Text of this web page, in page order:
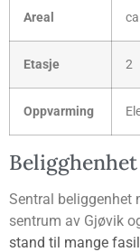
Are­al
Eta­sje 2
Opp­var­ming
Beligg­hen­het
Sen­tral belig­gen­het
sen­trum av Gjø­vik
stand til man­ge